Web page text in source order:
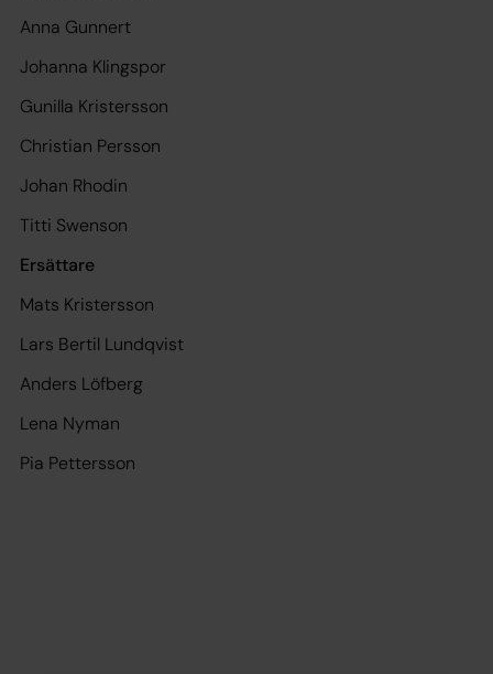
Anna Gunnert
Johanna Klingspor
Gunilla Kristersson
Christian Persson
Johan Rhodin
Titti Swenson
Ersättare
Mats Kristersson
Lars Bertil Lundqvist
Anders Löfberg
Lena Nyman
Pia Pettersson